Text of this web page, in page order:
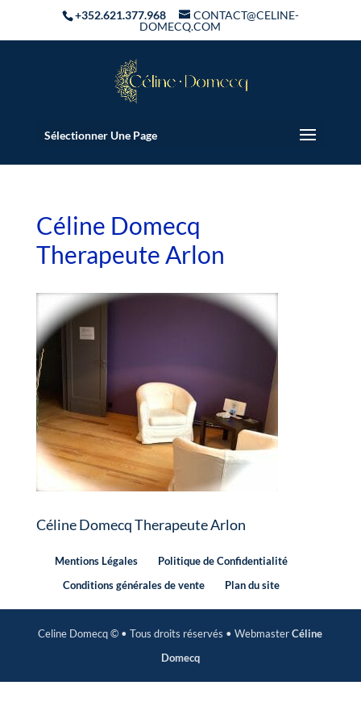
+352.621.377.968
CONTACT@CELINE-
DOMECQ.COM
Sélectionner Une Page
Céline Domecq
Therapeute Arlon
Céline Domecq Therapeute Arlon
Mentions Légales
Politique de Confidentialité
Conditions générales de vente
Plan du site
Celine Domecq © • Tous droits réservés • WebmasterCéline
Domecq